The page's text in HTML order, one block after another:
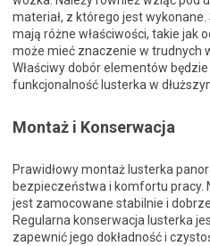
materiał, z którego jest
mają różne właściwości, takie jak
może mieć znaczenie w trudnych
Właściwy dobór elementów będzie
funkcjonalność lusterka w
Montaż i Konserwacja
Prawidłowy montaż lusterka
bezpieczeństwa i komfortu pracy.
jest zamocowane stabilnie i
Regularna konserwacja lusterka
zapewnić jego dokładność i